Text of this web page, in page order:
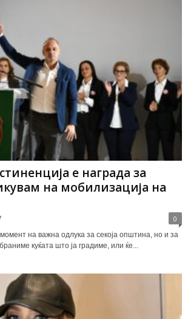
е награда за
на мобилизација на
0
на важна одлука за секоја општина, но и за
куќата што ја градиме, или ќе...